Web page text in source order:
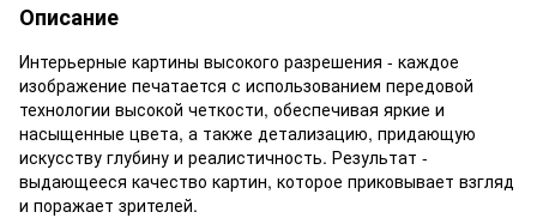
Описание
Интерьерные картины высокого разрешения - каждое
изображение печатается с использованием передовой
технологии высокой четкости, обеспечивая яркие и
насыщенные цвета, а также детализацию, придающую
искусству глубину и реалистичность. Результат -
выдающееся качество картин, которое приковывает взгляд
и поражает зрителей.